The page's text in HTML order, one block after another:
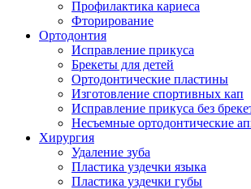
Профилактика кариеса
Фторирование
Ортодонтия
Исправление прикуса
Брекеты для детей
Ортодонтические пластины
Изготовление спортивных кап
Исправление прикуса без
Несъемные ортодонтические
Хирургия
Удаление зуба
Пластика уздечки языка
Пластика уздечки губы